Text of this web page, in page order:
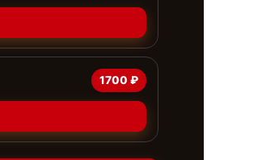
1700 ₽